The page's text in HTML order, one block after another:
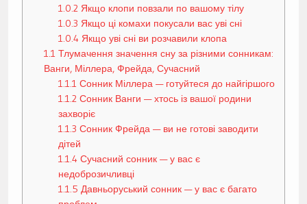
1.0.2 Якщо клопи повзали по вашому тілу
1.0.3 Якщо ці комахи покусали вас уві сні
1.0.4 Якщо уві сні ви розчавили клопа
1.1 Тлумачення значення сну за різними сонникам:
Ванги, Міллера, Фрейда, Сучасний
1.1.1 Сонник Міллера — готуйтеся до найгіршого
1.1.2 Сонник Ванги — хтось із вашої родини
захворіє
1.1.3 Сонник Фрейда — ви не готові заводити
дітей
1.1.4 Сучасний сонник — у вас є
недоброзичливці
1.1.5 Давньоруський сонник — у вас є багато